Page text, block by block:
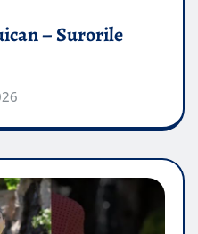
– Surorile